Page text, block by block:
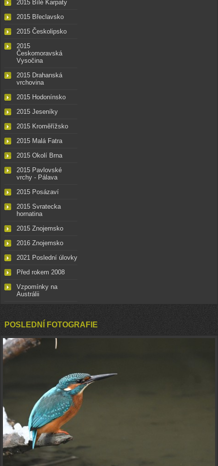
2015 Bílé Karpaty
2015 Břeclavsko
2015 Českolipsko
2015
Českomoravská
Vysočina
2015 Drahanská
vrchovina
2015 Hodonínsko
2015 Jeseníky
2015 Kroměřížsko
2015 Malá Fatra
2015 Okolí Brna
2015 Pavlovské
vrchy - Pálava
2015 Posázaví
2015 Svratecka
hornatina
2015 Znojemsko
2016 Znojemsko
2021 Poslední úlovky
Před rokem 2008
Vzpomínky na
Austrálii
POSLEDNÍ FOTOGRAFIE